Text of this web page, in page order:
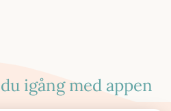
igång med appen